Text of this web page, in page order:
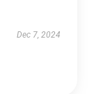
Dec 7, 2024